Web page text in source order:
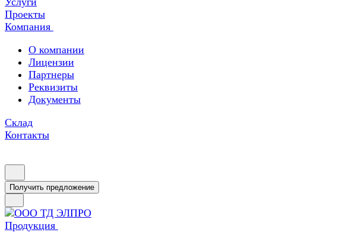
Проекты
Компания
О компании
Лицензии
Партнеры
Реквизиты
Документы
Склад
Контакты
Получить предложение
Продукция